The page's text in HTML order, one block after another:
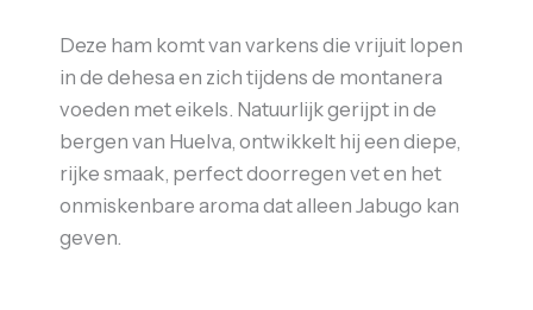
Deze ham komt van varkens die vrijuit lopen
in de dehesa en zich tijdens de montanera
voeden met eikels. Natuurlijk gerijpt in de
bergen van Huelva, ontwikkelt hij een diepe,
rijke smaak, perfect doorregen vet en het
onmiskenbare aroma dat alleen Jabugo kan
geven.